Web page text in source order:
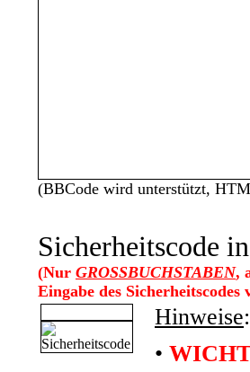
(BBCode wird unterstützt,
Sicherheitscode
(Nur GROSSBUCHSTABEN,
Eingabe des Sicherheitscodes
Hinweise:
•